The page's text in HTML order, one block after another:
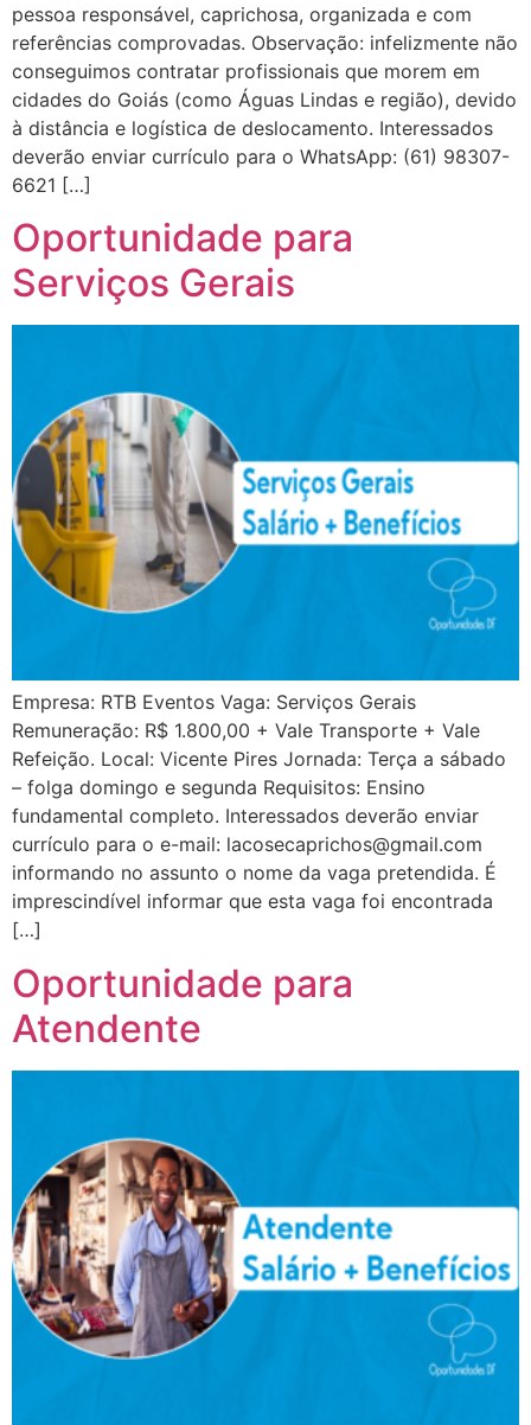
pessoa responsável, caprichosa, organizada e com
referências comprovadas. Observação: infelizmente não
conseguimos contratar profissionais que morem em
cidades do Goiás (como Águas Lindas e região), devido
à distância e logística de deslocamento. Interessados
deverão enviar currículo para o WhatsApp: (61) 98307-
6621 […]
Oportunidade para
Serviços Gerais
Empresa: RTB Eventos Vaga: Serviços Gerais
Remuneração: R$ 1.800,00 + Vale Transporte + Vale
Refeição. Local: Vicente Pires Jornada: Terça a sábado
– folga domingo e segunda Requisitos: Ensino
fundamental completo. Interessados deverão enviar
currículo para o e-mail: lacosecaprichos@gmail.com
informando no assunto o nome da vaga pretendida. É
imprescindível informar que esta vaga foi encontrada
[…]
Oportunidade para
Atendente